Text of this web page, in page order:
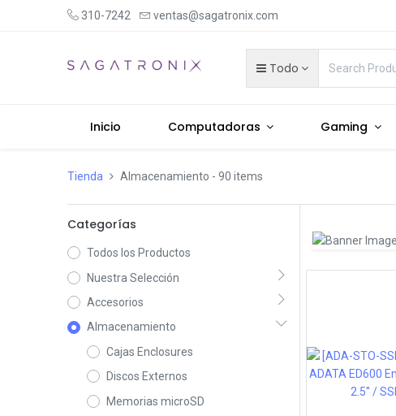
310-7242 ventas@sagatronix.com
Todo
Inicio Computadoras Gaming
Tienda Almacenamiento - 90 items
Categorías
Todos los Productos
Nuestra Selección
Accesorios
Almacenamiento
Cajas Enclosures
Discos Externos
Memorias microSD